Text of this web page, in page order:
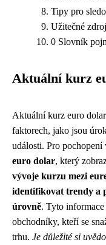
Tipy pro
Užitečné
0 Slovník
Aktuální kurz
Aktuální kurz euro
faktorech, jako jsou
události. Pro
euro dolar, který
vývoje kurzu mezi
identifikovat trendy a
úrovně. Tyto
obchodníky, kteří se
trhu. Je důležité si